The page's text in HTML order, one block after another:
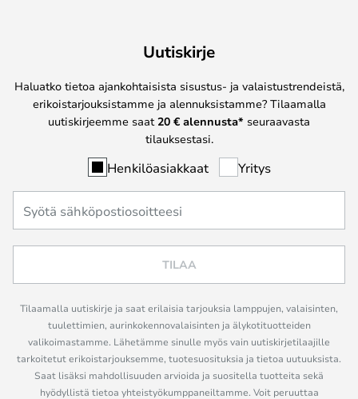
Uutiskirje
Haluatko tietoa ajankohtaisista sisustus- ja valaistustrendeistä,
erikoistarjouksistamme ja alennuksistamme? Tilaamalla
uutiskirjeemme saat 20 € alennusta* seuraavasta
tilauksestasi.
Henkilöasiakkaat Yritys
TILAA
Tilaamalla uutiskirje ja saat erilaisia tarjouksia lamppujen, valaisinten,
tuulettimien, aurinkokennovalaisinten ja älykotituotteiden
valikoimastamme. Lähetämme sinulle myös vain uutiskirjetilaajille
tarkoitetut erikoistarjouksemme, tuotesuosituksia ja tietoa uutuuksista.
Saat lisäksi mahdollisuuden arvioida ja suositella tuotteita sekä
hyödyllistä tietoa yhteistyökumppaneiltamme. Voit peruuttaa